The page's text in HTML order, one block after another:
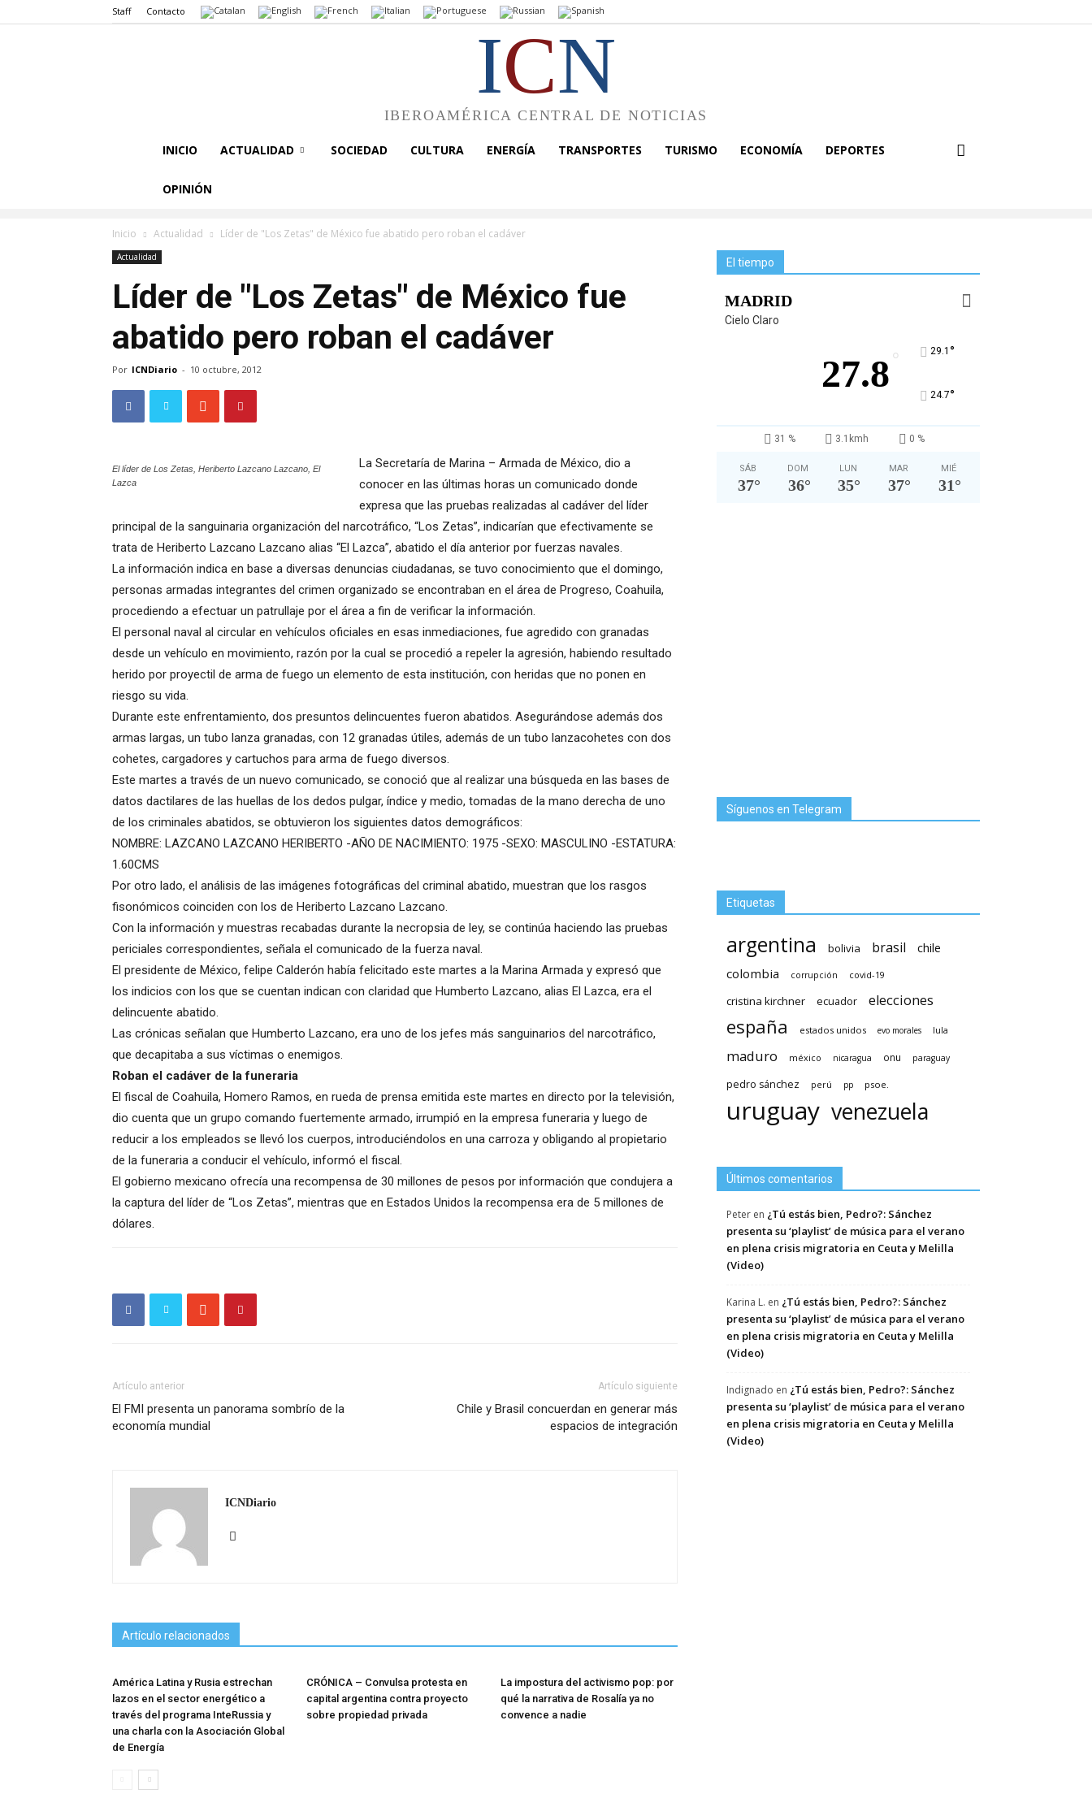
Staff Contacto
ICN
IBEROAMÉRICA CENTRAL DE NOTICIAS
INICIO ACTUALIDAD SOCIEDAD CULTURA ENERGÍA TRANSPORTES TURISMO ECONOMÍA DEPORTES
OPINIÓN
Inicio Actualidad Líder de "Los Zetas" de México fue abatido pero roban el cadáver
Actualidad
Líder de "Los Zetas" de México fue
abatido pero roban el cadáver
Por ICNDiario - 10 octubre, 2012
El líder de Los Zetas, Heriberto Lazcano Lazcano, El
Lazca
La Secretaría de Marina – Armada de México, dio a
conocer en las últimas horas un comunicado donde
expresa que las pruebas realizadas al cadáver del líder
principal de la sanguinaria organización del narcotráfico, “Los Zetas”, indicarían que efectivamente se
trata de Heriberto Lazcano Lazcano alias “El Lazca”, abatido el día anterior por fuerzas navales.
La información indica en base a diversas denuncias ciudadanas, se tuvo conocimiento que el domingo,
personas armadas integrantes del crimen organizado se encontraban en el área de Progreso, Coahuila,
procediendo a efectuar un patrullaje por el área a fin de verificar la información.
El personal naval al circular en vehículos oficiales en esas inmediaciones, fue agredido con granadas
desde un vehículo en movimiento, razón por la cual se procedió a repeler la agresión, habiendo resultado
herido por proyectil de arma de fuego un elemento de esta institución, con heridas que no ponen en
riesgo su vida.
Durante este enfrentamiento, dos presuntos delincuentes fueron abatidos. Asegurándose además dos
armas largas, un tubo lanza granadas, con 12 granadas útiles, además de un tubo lanzacohetes con dos
cohetes, cargadores y cartuchos para arma de fuego diversos.
Este martes a través de un nuevo comunicado, se conoció que al realizar una búsqueda en las bases de
datos dactilares de las huellas de los dedos pulgar, índice y medio, tomadas de la mano derecha de uno
de los criminales abatidos, se obtuvieron los siguientes datos demográficos:
NOMBRE: LAZCANO LAZCANO HERIBERTO -AÑO DE NACIMIENTO: 1975 -SEXO: MASCULINO -ESTATURA:
1.60CMS
Por otro lado, el análisis de las imágenes fotográficas del criminal abatido, muestran que los rasgos
fisonómicos coinciden con los de Heriberto Lazcano Lazcano.
Con la información y muestras recabadas durante la necropsia de ley, se continúa haciendo las pruebas
periciales correspondientes, señala el comunicado de la fuerza naval.
El presidente de México, felipe Calderón había felicitado este martes a la Marina Armada y expresó que
los indicios con los que se cuentan indican con claridad que Humberto Lazcano, alias El Lazca, era el
delincuente abatido.
Las crónicas señalan que Humberto Lazcano, era uno de los jefes más sanguinarios del narcotráfico,
que decapitaba a sus víctimas o enemigos.
Roban el cadáver de la funeraria
El fiscal de Coahuila, Homero Ramos, en rueda de prensa emitida este martes en directo por la televisión,
dio cuenta que un grupo comando fuertemente armado, irrumpió en la empresa funeraria y luego de
reducir a los empleados se llevó los cuerpos, introduciéndolos en una carroza y obligando al propietario
de la funeraria a conducir el vehículo, informó el fiscal.
El gobierno mexicano ofrecía una recompensa de 30 millones de pesos por información que condujera a
la captura del líder de “Los Zetas”, mientras que en Estados Unidos la recompensa era de 5 millones de
dólares.
Artículo anterior
El FMI presenta un panorama sombrío de la
economía mundial
Artículo siguiente
Chile y Brasil concuerdan en generar más
espacios de integración
ICNDiario
Artículo relacionados
América Latina y Rusia estrechan
lazos en el sector energético a
través del programa InteRussia y
una charla con la Asociación Global
de Energía
CRÓNICA – Convulsa protesta en
capital argentina contra proyecto
sobre propiedad privada
La impostura del activismo pop: por
qué la narrativa de Rosalía ya no
convence a nadie
El tiempo
MADRID
Cielo Claro
27.8 ° 29.1 °
24.7°
31 % 3.1kmh 0 %
SÁB
37°
DOM
36°
LUN
35°
MAR
37°
MIÉ
31°
Síguenos en Telegram
Etiquetas
argentina bolivia brasil
chile
colombia
corrupción covid-19
cristina kirchner ecuador elecciones
españa estados unidos evo morales lula
maduro méxico nicaragua onu paraguay
pedro sánchez perú pp psoe.
uruguay venezuela
Últimos comentarios
Peter en ¿Tú estás bien, Pedro?: Sánchez
presenta su ‘playlist’ de música para el verano
en plena crisis migratoria en Ceuta y Melilla
(Video)
Karina L. en ¿Tú estás bien, Pedro?: Sánchez
presenta su ‘playlist’ de música para el verano
en plena crisis migratoria en Ceuta y Melilla
(Video)
Indignado en ¿Tú estás bien, Pedro?: Sánchez
presenta su ‘playlist’ de música para el verano
en plena crisis migratoria en Ceuta y Melilla
(Video)